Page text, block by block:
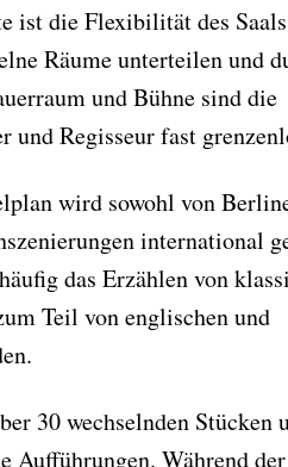
ist die Flexibilität des
Räume unterteilen und
und Bühne sind die
Regisseur fast
wird sowohl von
international
das Erzählen von
Teil von englischen und
30 wechselnden Stücken
Aufführungen. Während